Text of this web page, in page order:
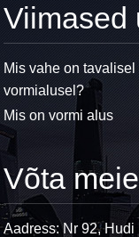
Viimased
Mis vahe on
vormialusel?
Mis on vormi alus
Võta
Aadress: Nr 92,